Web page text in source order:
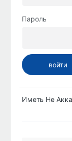
Пароль
войти
Иметь Не